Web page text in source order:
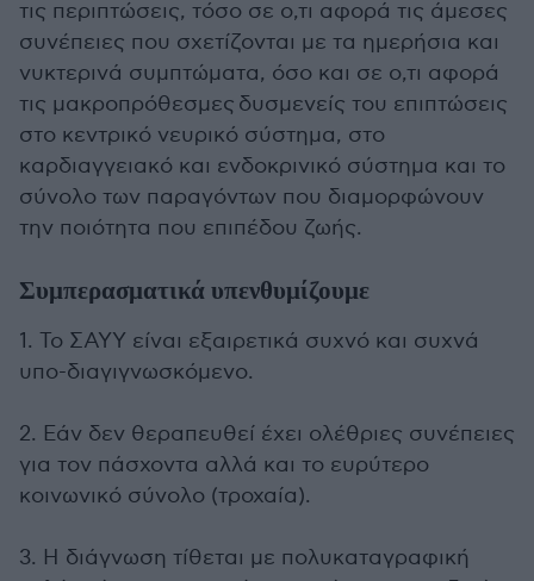
τις περιπτώσεις, τόσο σε ο,τι αφορά τις άμεσες
συνέπειες που σχετίζονται με τα ημερήσια και
νυκτερινά συμπτώματα, όσο και σε ο,τι αφορά
τις μακροπρόθεσμες δυσμενείς του επιπτώσεις
στο κεντρικό νευρικό σύστημα, στο
καρδιαγγειακό και ενδοκρινικό σύστημα και το
σύνολο των παραγόντων που διαμορφώνουν
την ποιότητα που επιπέδου ζωής.
Συμπερασματικά υπενθυμίζουμε
1. Το ΣΑΥΥ είναι εξαιρετικά συχνό και συχνά
υπο-διαγιγνωσκόμενο.
2. Εάν δεν θεραπευθεί έχει ολέθριες συνέπειες
για τον πάσχοντα αλλά και το ευρύτερο
κοινωνικό σύνολο (τροχαία).
3. Η διάγνωση τίθεται με πολυκαταγραφική